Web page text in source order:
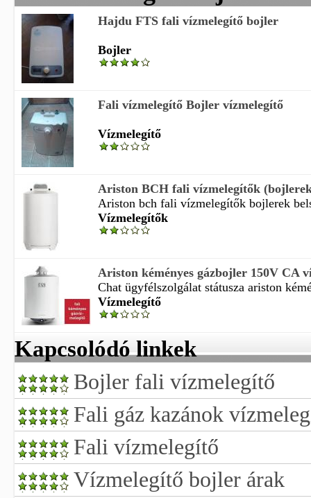
Hajdu FTS fali vízmelegítő bojler
Bojler
Fali vízmelegítő Bojler vízmelegítő
Vízmelegítő
Ariston BCH fali vízmelegítők
Ariston bch fali vízmelegítők bojlerek
Vízmelegítők
Ariston kéményes gázbojler 150V CA
Chat ügyfélszolgálat státusza ariston
Vízmelegítő
Kapcsolódó linkek
Bojler fali vízmelegítő
Fali gáz kazánok
Fali vízmelegítő
Vízmelegítő bojler árak